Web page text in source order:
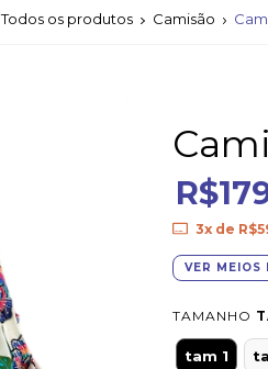
Todos os produtos Camisão
3x de
VER MEIOS
TAMANHO
tam 1